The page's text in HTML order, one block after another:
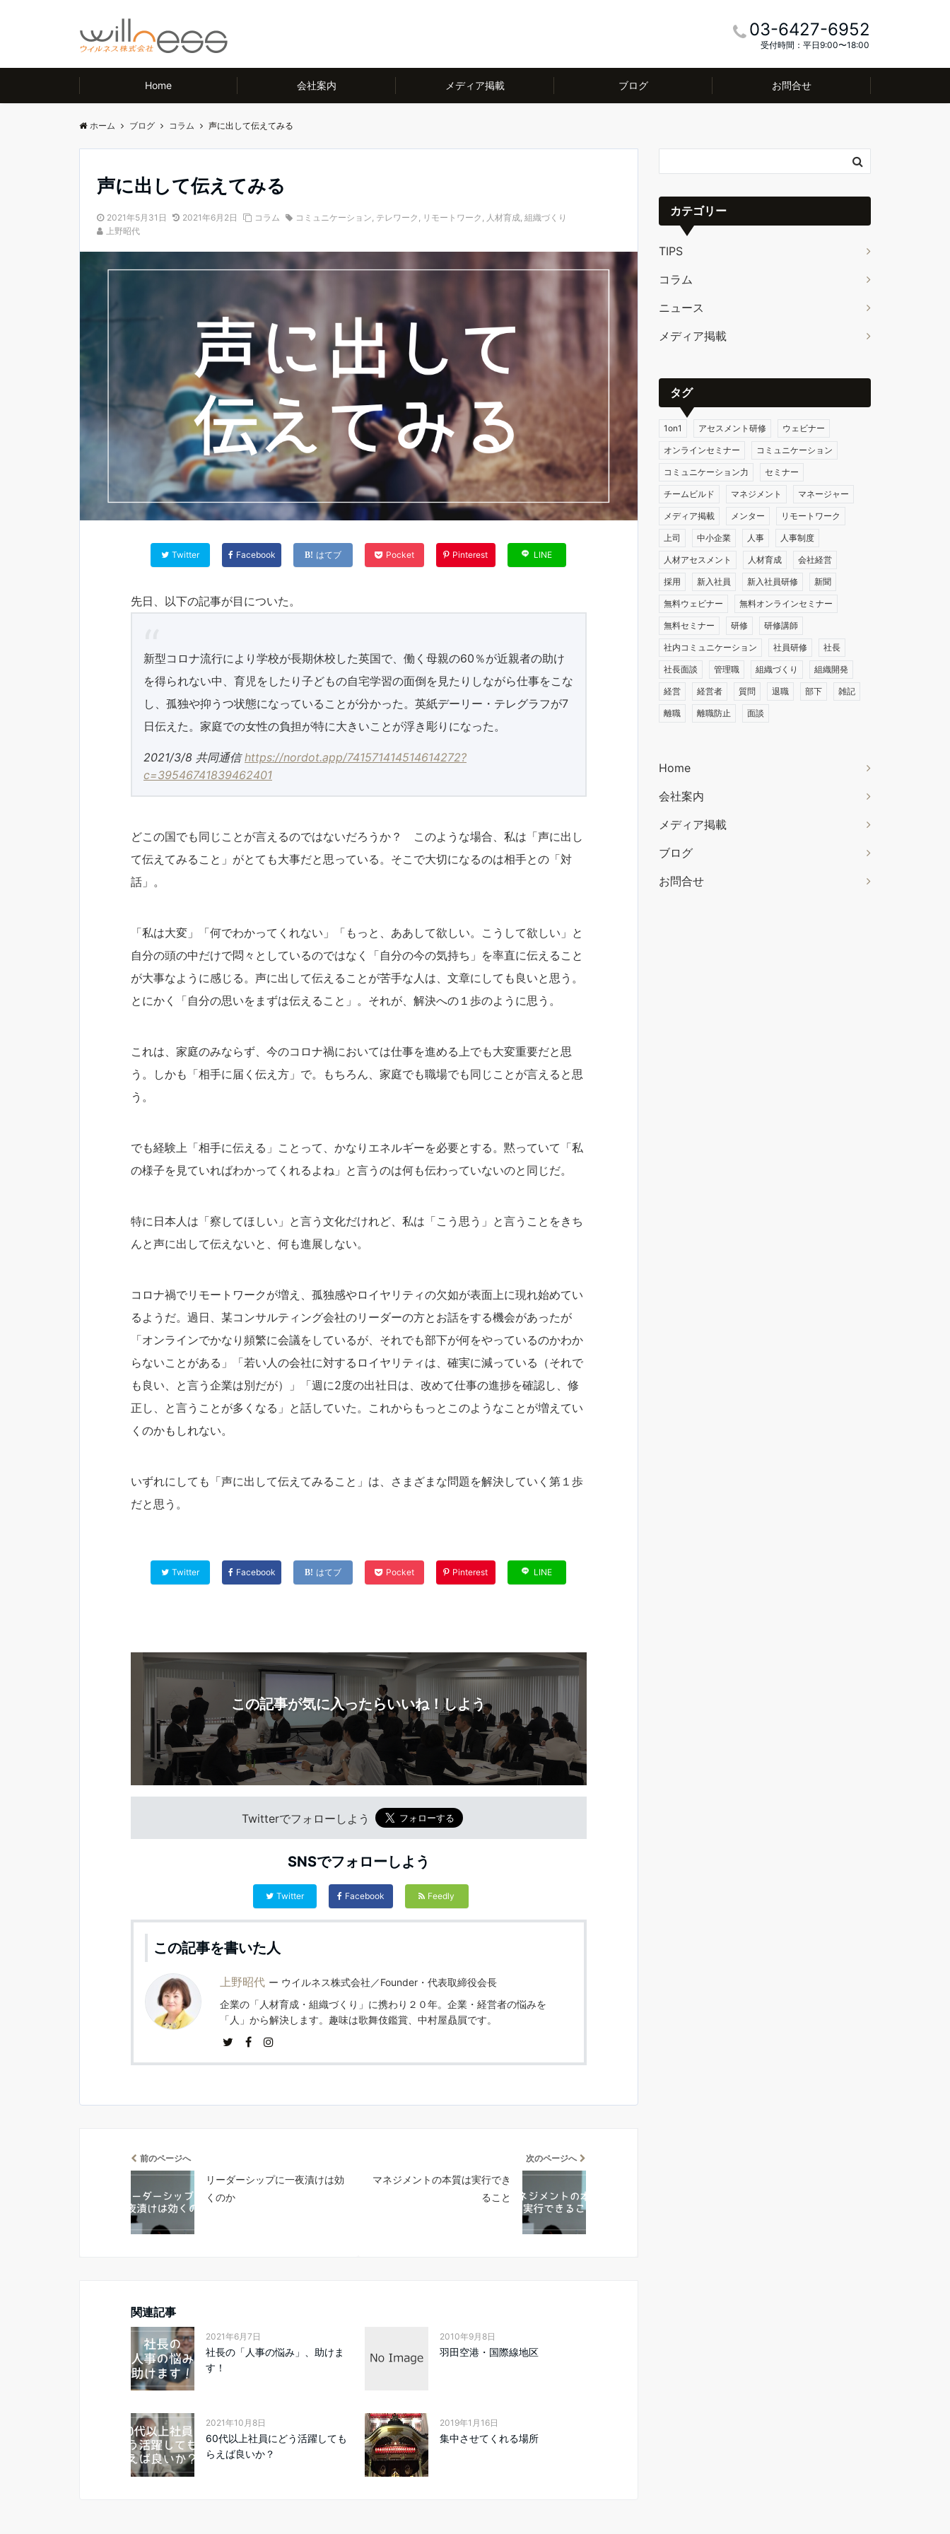
03-6427-6952
受付時間：平日9:00〜18:00
Home 会社案内 メディア掲載 ブログ お問合せ
ホーム ブログ コラム 声に出して伝えてみる
声に出して伝えてみる
2021年5月31日 2021年6月2日 コラム コミュニケーション, テレワーク , リモートワーク , 人材育成, 組織づくり
上野昭代
Twitter Facebook はてブ Pocket Pinterest LINE
先日、以下の記事が目についた。
新型コロナ流行により学校が長期休校した英国で、働く母親の60％が近親者の助け
を得られない中、育児をしたり子どもの自宅学習の面倒を見たりしながら仕事をこな
し、孤独や抑うつ状態になっていることが分かった。英紙デーリー・テレグラフが7
日伝えた。家庭での女性の負担が特に大きいことが浮き彫りになった。
2021/3/8 共同通信https://nordot.app/741571414514614272?
c=39546741839462401
どこの国でも同じことが言えるのではないだろうか？ このような場合、私は「声に出し
て伝えてみること」がとても大事だと思っている。そこで大切になるのは相手との「対
話」。
「私は大変」「何でわかってくれない」「もっと、ああして欲しい。こうして欲しい」と
自分の頭の中だけで悶々としているのではなく「自分の今の気持ち」を率直に伝えること
が大事なように感じる。声に出して伝えることが苦手な人は、文章にしても良いと思う。
とにかく「自分の思いをまずは伝えること」。それが、解決への１歩のように思う。
これは、家庭のみならず、今のコロナ禍においては仕事を進める上でも大変重要だと思
う。しかも「相手に届く伝え方」で。もちろん、家庭でも職場でも同じことが言えると思
う。
でも経験上「相手に伝える」ことって、かなりエネルギーを必要とする。黙っていて「私
の様子を見ていればわかってくれるよね」と言うのは何も伝わっていないのと同じだ。
特に日本人は「察してほしい」と言う文化だけれど、私は「こう思う」と言うことをきち
んと声に出して伝えないと、何も進展しない。
コロナ禍でリモートワークが増え、孤独感やロイヤリティの欠如が表面上に現れ始めてい
るようだ。過日、某コンサルティング会社のリーダーの方とお話をする機会があったが
「オンラインでかなり頻繁に会議をしているが、それでも部下が何をやっているのかわか
らないことがある」「若い人の会社に対するロイヤリティは、確実に減っている（それで
も良い、と言う企業は別だが）」「週に2度の出社日は、改めて仕事の進捗を確認し、修
正し、と言うことが多くなる」と話していた。これからもっとこのようなことが増えてい
くのかもしれない。
いずれにしても「声に出して伝えてみること」は、さまざまな問題を解決していく第１歩
だと思う。
Twitter Facebook はてブ Pocket Pinterest LINE
この記事が気に入ったらいいね！しよう
Twitterでフォローしよう
SNSでフォローしよう
Twitter Facebook Feedly
この記事を書いた人
上野昭代
ウイルネス株式会社／Founder・代表取締役会長
企業の「人材育成・組織づくり」に携わり２０年。企業・経営者の悩みを
「人」から解決します。趣味は歌舞伎鑑賞、中村屋贔屓です。
前のページへ
リーダーシップに一夜漬けは効
くのか
次のページへ
マネジメントの本質は実行でき
ること
関連記事
2021年6月7日
社長の「人事の悩み」、助けま
す！
2010年9月8日
羽田空港・国際線地区
2021年10月8日
60代以上社員にどう活躍しても
らえば良いか？
2019年1月16日
集中させてくれる場所
カテゴリー
TIPS
コラム
ニュース
メディア掲載
タグ
1on1 アセスメント研修 ウェビナー
オンラインセミナー コミュニケーション
コミュニケーション力 セミナー
チームビルド マネジメント マネージャー
メディア掲載 メンター リモートワーク
上司 中小企業 人事 人事制度
人材アセスメント 人材育成 会社経営
採用 新入社員 新入社員研修 新聞
無料ウェビナー 無料オンラインセミナー
無料セミナー 研修 研修講師
社内コミュニケーション 社員研修 社長
社長面談 管理職 組織づくり 組織開発
経営 経営者 質問 退職 部下 雑記
離職 離職防止 面談
Home
会社案内
メディア掲載
ブログ
お問合せ